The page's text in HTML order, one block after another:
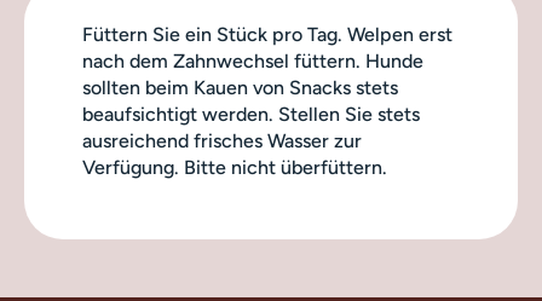
Füttern Sie ein Stück pro Tag. Welpen erst
nach dem Zahnwechsel füttern. Hunde
sollten beim Kauen von Snacks stets
beaufsichtigt werden. Stellen Sie stets
ausreichend frisches Wasser zur
Verfügung. Bitte nicht überfüttern.